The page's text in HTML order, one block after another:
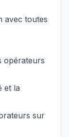
avec toutes
opérateurs
et la
sur